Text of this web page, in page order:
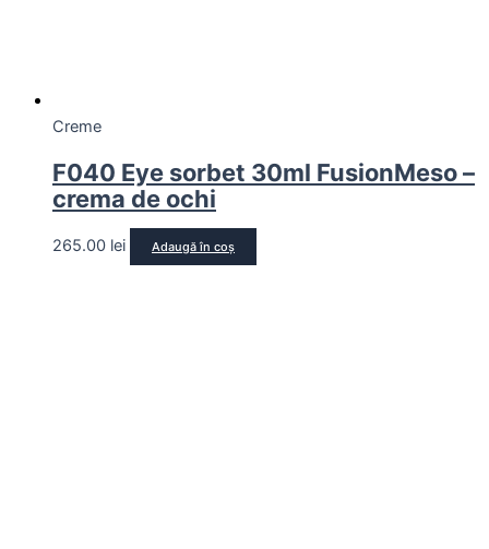
Creme
F040 Eye sorbet 30ml FusionMeso –
crema de ochi
265.00 lei Adaugă în coș